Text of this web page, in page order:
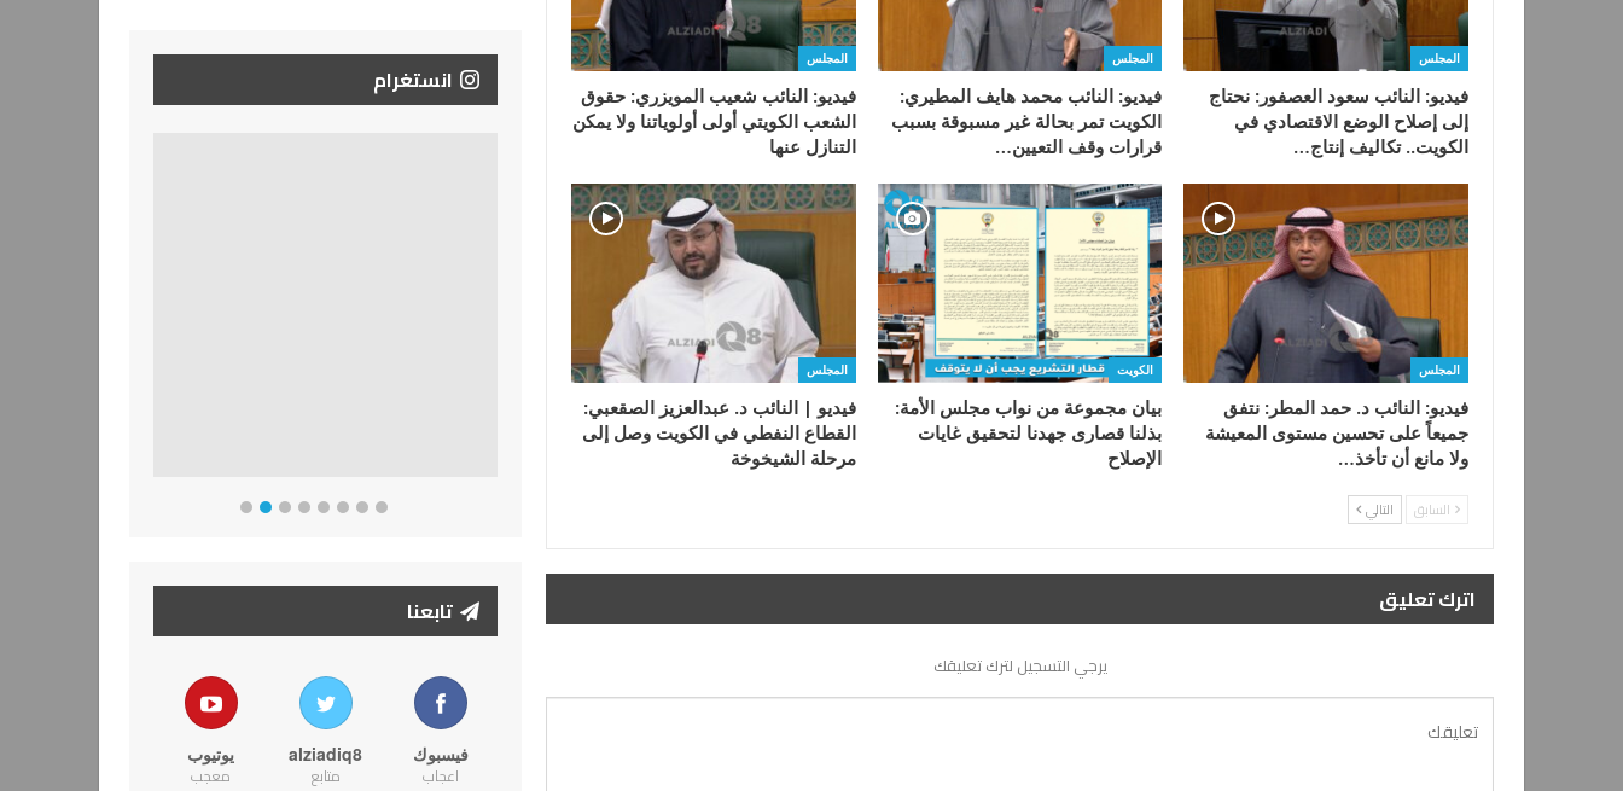
المجلس
فيديو: النائب سعود العصفور: نحتاج
إلى إصلاح الوضع الاقتصادي في
الكويت.. تكاليف إنتاج…
المجلس
فيديو: النائب محمد هايف المطيري:
الكويت تمر بحالة غير مسبوقة بسبب
قرارات وقف التعيين…
المجلس
فيديو: النائب شعيب المويزري: حقوق
الشعب الكويتي أولى أولوياتنا ولا يمكن
التنازل عنها
المجلس
فيديو: النائب د. حمد المطر: نتفق
جميعاً على تحسين مستوى المعيشة
ولا مانع أن تأخذ…
الكويت
بيان مجموعة من نواب مجلس الأمة:
بذلنا قصارى جهدنا لتحقيق غايات
الإصلاح
المجلس
فيديو | النائب د. عبدالعزيز الصقعبي:
القطاع النفطي في الكويت وصل إلى
مرحلة الشيخوخة
السابق التالي
اترك تعليق
يرجي التسجيل لترك تعليقك
انستغرام
تابعنا
فيسبوك
اعجاب
alziadiq8
متابع
يوتيوب
معجب